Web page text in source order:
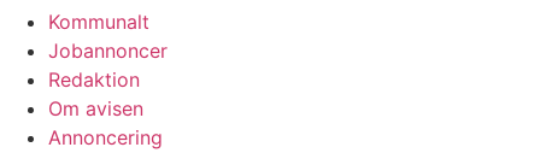
Kommunalt
Jobannoncer
Redaktion
Om avisen
Annoncering